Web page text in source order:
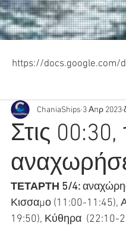
https://docs.google.com/
Στις
ChaniaShips 3 Απρ 2023
ΤΕΤΑΡΤΗ 5/4:
Κισσαμο (11:00-11:45),
19:50), Κύθηρα  (22:10-